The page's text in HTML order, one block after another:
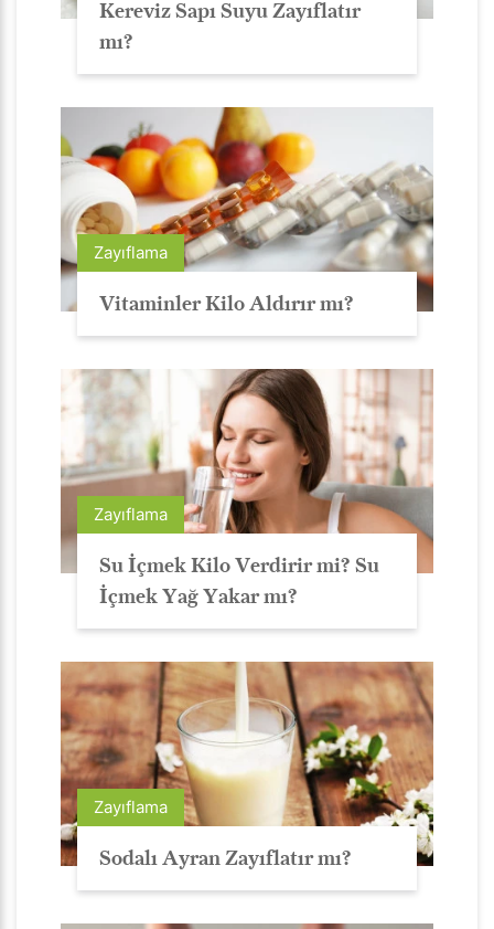
Kereviz Sapı Suyu Zayıflatır
mı?
Zayıflama
Vitaminler Kilo Aldırır mı?
Zayıflama
Su İçmek Kilo Verdirir mi? Su
İçmek Yağ Yakar mı?
Zayıflama
Sodalı Ayran Zayıflatır mı?